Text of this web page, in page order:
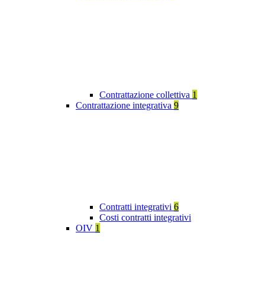
Contrattazione collettiva 1
Contrattazione integrativa 9
Contratti integrativi 6
Costi contratti integrativi
OIV 1